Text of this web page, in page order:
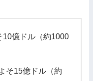
10億ドル（約1000
そ15億ドル（約